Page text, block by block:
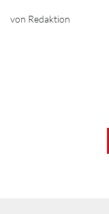
von Redaktion